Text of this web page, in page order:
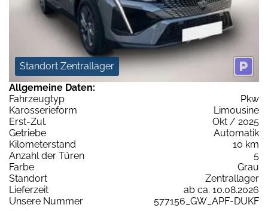
Standort Zentrallager
Allgemeine Daten:
Fahrzeugtyp
Pkw
Karosserieform
Limousine
Erst-Zul.
Okt / 2025
Getriebe
Automatik
Kilometerstand
10 km
Anzahl der Türen
5
Farbe
Grau
Standort
Zentrallager
Lieferzeit
ab ca. 10.08.2026
Unsere Nummer
577156_GW_APF-DUKF